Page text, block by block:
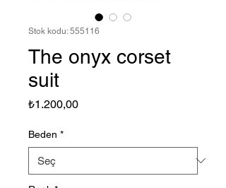
Stok kodu: 555116
The onyx corset
suit
₺1.200,00Fiyat
Beden *